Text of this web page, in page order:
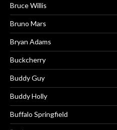
Bruce Willis
Bruno Mars
Bryan Adams
Buckcherry
Buddy Guy
Buddy Holly
Buffalo Springfield